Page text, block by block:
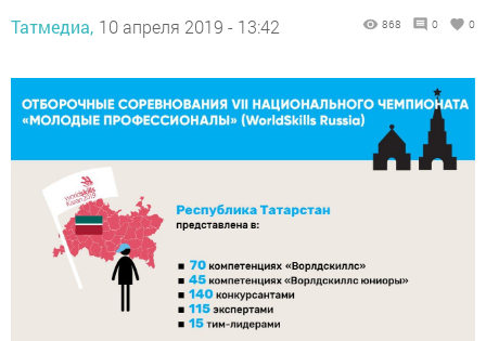
Татмедиа, 10 апреля 2019 - 13:42 868 0 0